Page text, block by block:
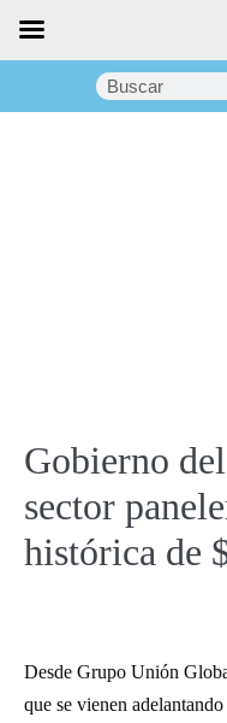
Gobierno
sector
histórica de
Desde Grupo Unión
que se vienen